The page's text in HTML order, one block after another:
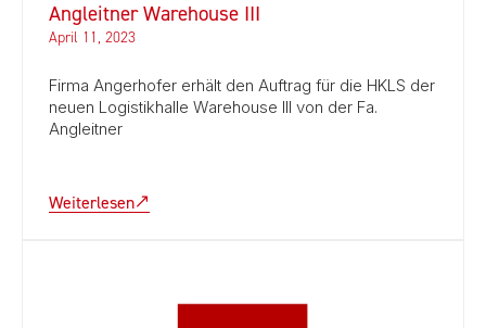
Angleitner Warehouse III
April 11, 2023
Firma Angerhofer erhält den Auftrag für die HKLS der
neuen Logistikhalle Warehouse III von der Fa.
Angleitner
Weiterlesen